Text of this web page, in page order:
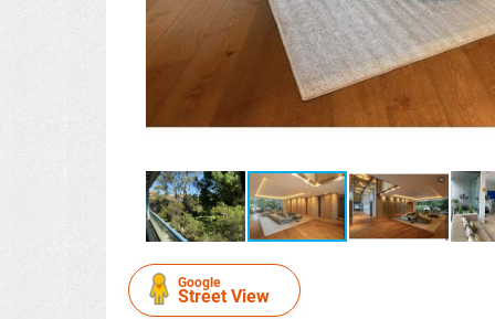
Google
Street View